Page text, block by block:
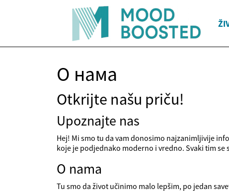
О нама
Otkrijte našu priču!
Upoznajte nas
Hej! Mi smo tu da vam donosimo najzanimljivije
koje je podjednako moderno i vredno. Svaki tim
O nama
Tu smo da život učinimo malo lepšim, po jedan